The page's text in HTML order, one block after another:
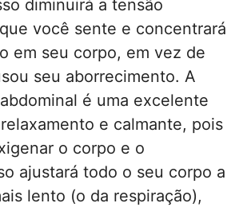
diminuirá a tensão
você sente e concentrará
em seu corpo, em vez de
seu aborrecimento. A
é uma excelente
e calmante, pois
o corpo e o
ajustará todo o seu corpo a
lento (o da respiração),